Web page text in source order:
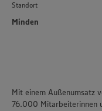
Standort
Minden
Mit einem Außenumsatz
76.000 Mitarbeiterinnen